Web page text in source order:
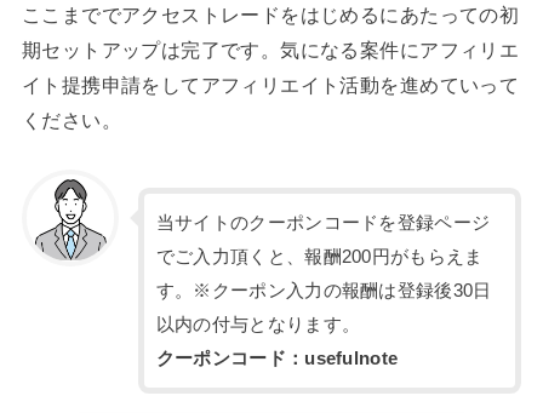
ここまででアクセストレードをはじめるにあたっての初
期セットアップは完了です。気になる案件にアフィリエ
イト提携申請をしてアフィリエイト活動を進めていって
ください。
当サイトのクーポンコードを登録ページ
でご入力頂くと、報酬200円がもらえま
す。※クーポン入力の報酬は登録後30日
以内の付与となります。
クーポンコード：usefulnote